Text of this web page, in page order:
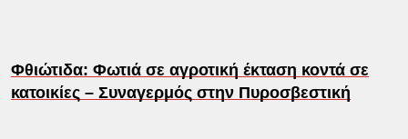
Φθιώτιδα: Φωτιά σε αγροτική έκταση κοντά σε
κατοικίες – Συναγερμός στην Πυροσβεστική